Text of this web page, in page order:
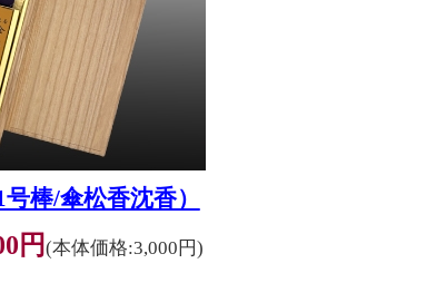
棒/傘松香沈香）
円 (本体価格:3,000円)